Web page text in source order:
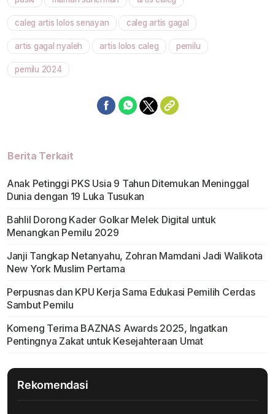
caleg artis lolos senayan caleg artis gagal
artis gagal nyaleh artis lolos caleg pemilu
pemilu 2024
Berita Terkait
Anak Petinggi PKS Usia 9 Tahun Ditemukan Meninggal
Dunia dengan 19 Luka Tusukan
Bahlil Dorong Kader Golkar Melek Digital untuk
Menangkan Pemilu 2029
Janji Tangkap Netanyahu, Zohran Mamdani Jadi Walikota
New York Muslim Pertama
Perpusnas dan KPU Kerja Sama Edukasi Pemilih Cerdas
Sambut Pemilu
Komeng Terima BAZNAS Awards 2025, Ingatkan
Pentingnya Zakat untuk Kesejahteraan Umat
Rekomendasi